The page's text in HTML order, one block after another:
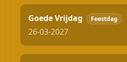
Goede Vrijdag Feestdag
26-03-2027